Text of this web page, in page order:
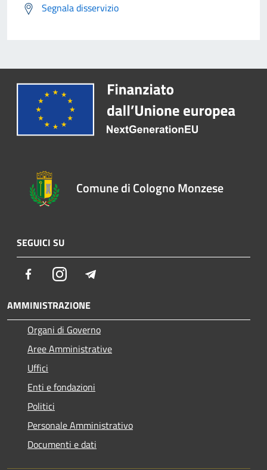
Segnala disservizio
Comune di Cologno Monzese
SEGUICI SU
FacebookInstagram
AMMINISTRAZIONE
Organi di Governo
Aree Amministrative
Uffici
Enti e fondazioni
Politici
Personale Amministrativo
Documenti e dati